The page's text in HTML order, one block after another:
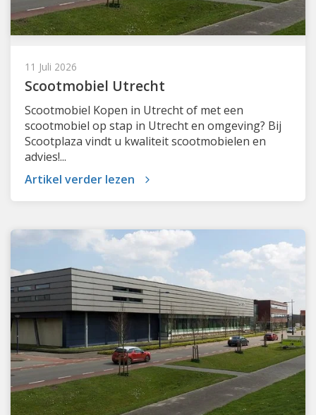
11 Juli 2026
Scootmobiel Utrecht
Scootmobiel Kopen in Utrecht of met een
scootmobiel op stap in Utrecht en omgeving? Bij
Scootplaza vindt u kwaliteit scootmobielen en
advies!...
Artikel verder lezen